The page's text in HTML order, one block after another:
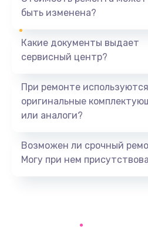
Ремонт
Ремонт Wi-Fi
быть изменена?
Какие документы выдает
сервисный центр?
При ремонте используются
оригинальные
или аналоги?
Возможен ли срочный
Могу при нем